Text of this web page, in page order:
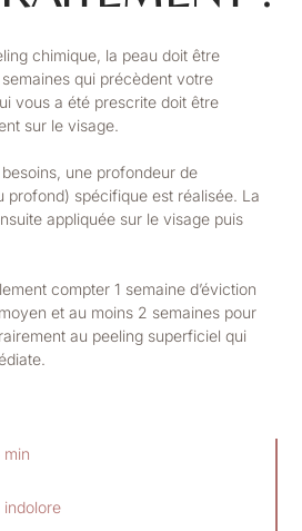
min
indolore
chimique, la peau doit être
qui précèdent votre
vous a été prescrite doit être
sur le visage.
une profondeur de
profond) spécifique est réalisée. La
appliquée sur le visage puis
compter 1 semaine d’éviction
et au moins 2 semaines pour
au peeling superficiel qui